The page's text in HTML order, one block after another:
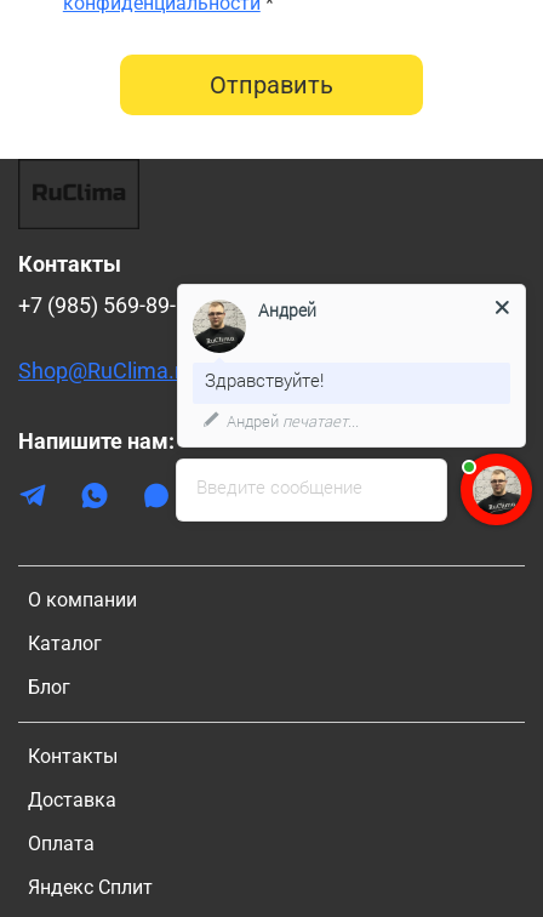
Отправить
О компании
Каталог
Блог
Контакты
Доставка
Оплата
Яндекс Сплит
Контакты
+7 (985) 569-89-88
Shop@RuClima.ru
Напишите нам:
Введите сообщение
Андрей
Здравствуйте!
Андрей печатает...